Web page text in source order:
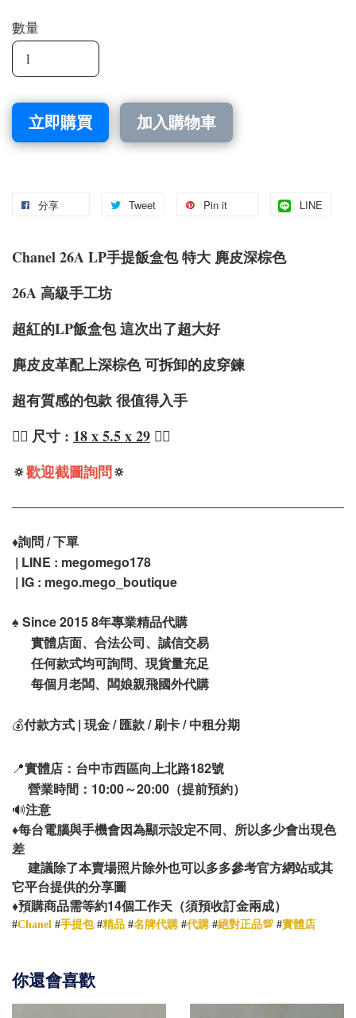
數量
立即購買 加入購物車
分享 Tweet Pin it LINE
Chanel 26A LP手提飯盒包 特大 麂皮深棕色
26A 高級手工坊
超紅的LP飯盒包 這次出了超大好
麂皮皮革配上深棕色 可拆卸的皮穿鍊
超有質感的包款 很值得入手
❤️‍🔥 尺寸 : 18 x 5.5 x 29 ❤️‍🔥
🔅歡迎截圖詢問🔅
♦️詢問 / 下單
| LINE : megomego178
| IG : mego.mego_boutique
♠️ Since 2015 8年專業精品代購
實體店面、合法公司、誠信交易
任何款式均可詢問、現貨量充足
每個月老闆、闆娘親飛國外代購
💰付款方式 | 現金 / 匯款 / 刷卡 / 中租分期
📍實體店：台中市西區向上北路182號
營業時間：10:00～20:00（提前預約）
🔊注意
♦️每台電腦與手機會因為顯示設定不同、所以多少會出現色
差
建議除了本賣場照片除外也可以多多參考官方網站或其
它平台提供的分享圖
♦️預購商品需等約14個工作天（須預收訂金兩成）
#Chanel #手提包#精品 #名牌代購 #代購 #絕對正品💯 #實體店
你還會喜歡